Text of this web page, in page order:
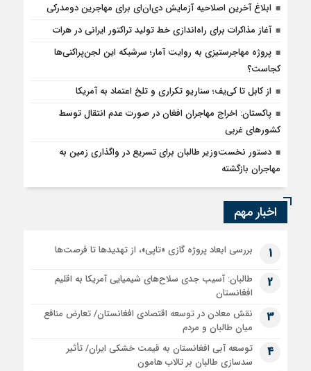
ابلاغ آخرین اصلاحیه آزمایش دی‌ان‌ای برای مهاجرین دومدرکی
آغاز مذاکرات برای راه‌اندازی خط تولید تراکتور ایرانی در هرات
پروژه مهاجرستیزی به روایت آمار؛ سرشبکه این لجن‌پراکنی‌ها
کجاست؟
از کابل تا کی‌یف؛ سناریو تکراری و تلخ اعتماد به آمریکا
پاکستان: اخراج مهاجران افغان در صورت عدم انتقال توسط
کشورهای غربی
دستور نخست‌وزیر طالبان برای تسریع در واگذاری زمین به
مهاجران بازگشته
اخبار مهم
1 بررسی ابعاد پروژه گازی «تاپی»، از تهدیدها تا فرصت‌ها
2
طالبان: آسیب جدی سلاح‌های شیمیایی آمریکا به اقلیم
افغانستان
3
نقش معادن در توسعه اقتصادی افغانستان/ تعارض منافع
میان طالبان و مردم
4
توسعه آبی افغانستان به قیمت خشکی ایران/ تأثیر
سدسازی طالبان بر تالاب هامون